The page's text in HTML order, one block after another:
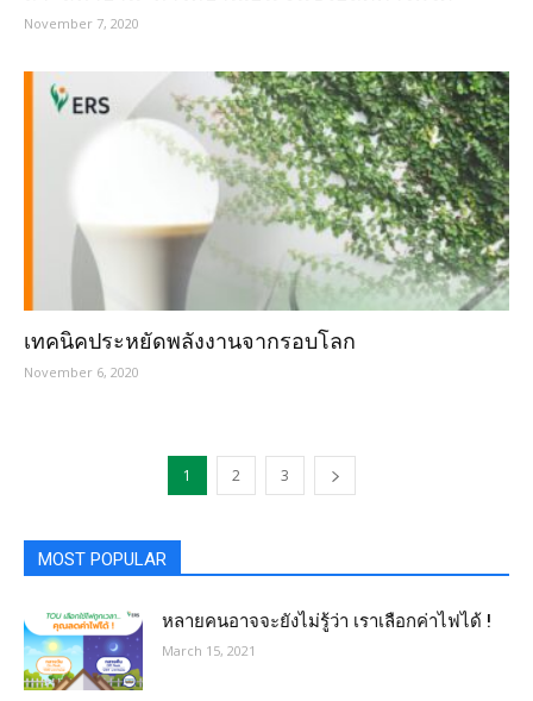
November 7, 2020
เทคนิคประหยัดพลังงานจากรอบโลก
November 6, 2020
1 2 3
MOST POPULAR
หลายคนอาจจะยังไม่รู้ว่า เราเลือกค่าไฟได้ !
March 15, 2021